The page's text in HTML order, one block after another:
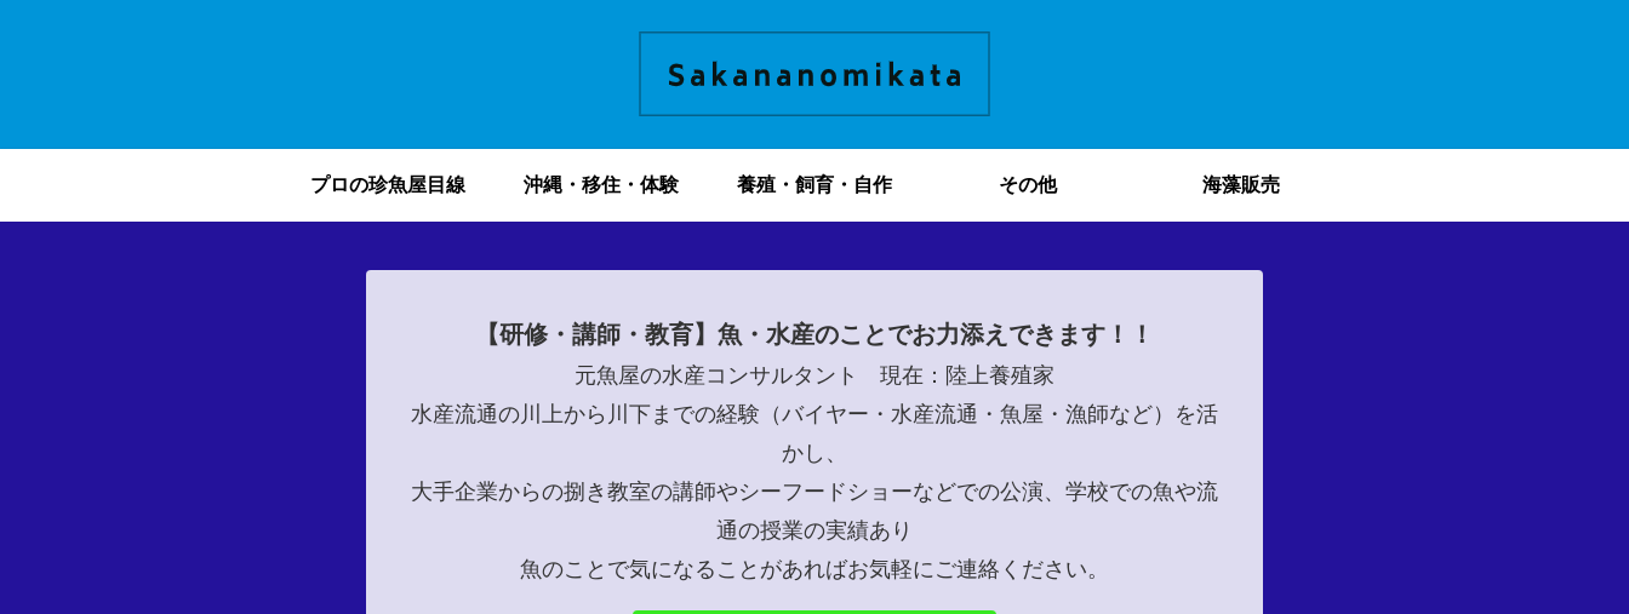
プロの珍魚屋目線 沖縄・移住・体験 養殖・飼育・自作 その他 海藻販売
【研修・講師・教育】魚・水産のことでお力添えできます！！
元魚屋の水産コンサルタント 現在：陸上養殖家
水産流通の川上から川下までの経験（バイヤー・水産流通・魚屋・漁師など）を活
かし、
大手企業からの捌き教室の講師やシーフードショーなどでの公演、学校での魚や流
通の授業の実績あり
魚のことで気になることがあればお気軽にご連絡ください。